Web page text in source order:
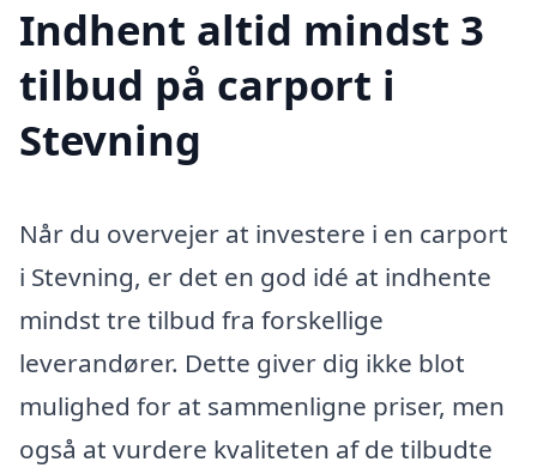
Indhent altid mindst 3
tilbud på carport i
Stevning
Når du overvejer at investere i en carport
i Stevning, er det en god idé at indhente
mindst tre tilbud fra forskellige
leverandører. Dette giver dig ikke blot
mulighed for at sammenligne priser, men
også at vurdere kvaliteten af de tilbudte